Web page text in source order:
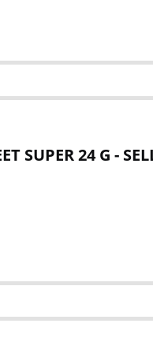
SUPER 24 G -